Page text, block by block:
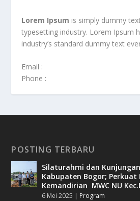
Lorem Ipsum is simply dummy
typesetting industry. Lorem Ipsum
industry’s standard dummy text
Email :
Phone :
POSTING TERBARU
Silaturahmi dan Kunjungan
Kabupaten Bogor; Perkuat
Kemandirian MWC NU
6 Mei 2025 | Program